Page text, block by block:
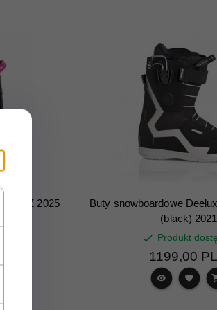
MOZ 2025
Buty snowboardowe
(black) 2021
Produkt
1199,00